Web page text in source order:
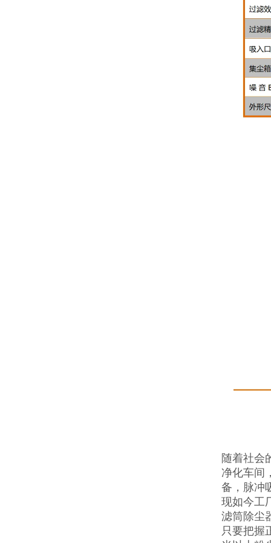
随着社会
净化车间
备，脉冲
现如今工
滤筒除尘
只要把握